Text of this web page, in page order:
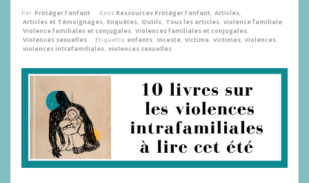
Par Protéger l'enfant dansRessources Protéger l'enfant, Articles,
Articles et Témoignages, Enquêtes, Outils, Tous les articles, violence familiale,
Violence familiales et conjugales, Violences familiales et conjugales,
Violences sexuelles
Étiquette enfants, inceste, victime, victimes, violences,
violences intrafamiliales, violences sexuelles